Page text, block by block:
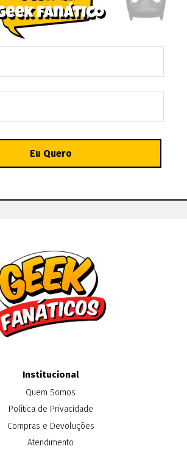
Institucional
Quem Somos
Política de Privacidade
Compras e Devoluções
Atendimento